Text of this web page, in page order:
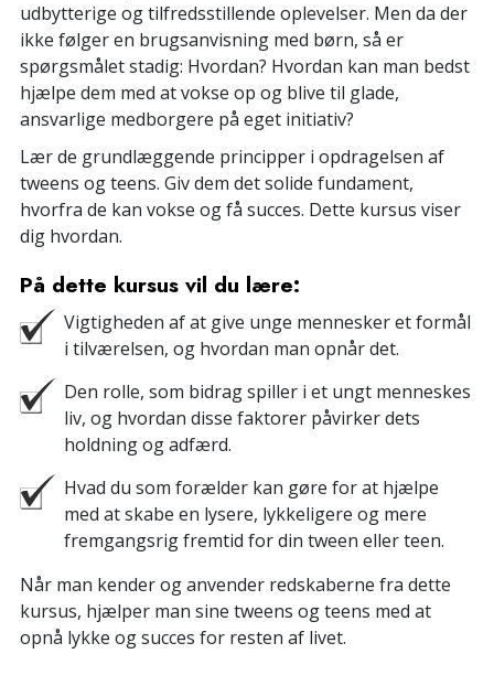
udbytterige og tilfredsstillende oplevelser. Men da der
ikke følger en brugsanvisning med børn, så er
spørgsmålet stadig: Hvordan? Hvordan kan man bedst
hjælpe dem med at vokse op og blive til glade,
ansvarlige medborgere på eget initiativ?
Lær de grundlæggende principper i opdragelsen af
tweens og teens. Giv dem det solide fundament,
hvorfra de kan vokse og få succes. Dette kursus viser
dig hvordan.
På dette kursus vil du lære:
Vigtigheden af at give unge mennesker et formål
i tilværelsen, og hvordan man opnår det.
Den rolle, som bidrag spiller i et ungt menneskes
liv, og hvordan disse faktorer påvirker dets
holdning og adfærd.
Hvad du som forælder kan gøre for at hjælpe
med at skabe en lysere, lykkeligere og mere
fremgangsrig fremtid for din tween eller teen.
Når man kender og anvender redskaberne fra dette
kursus, hjælper man sine tweens og teens med at
opnå lykke og succes for resten af livet.